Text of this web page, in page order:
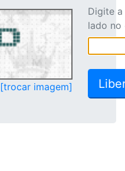
[trocar imagem]
Digite
lado no